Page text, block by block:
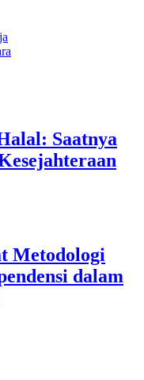
Saatnya
Metodologi
dalam